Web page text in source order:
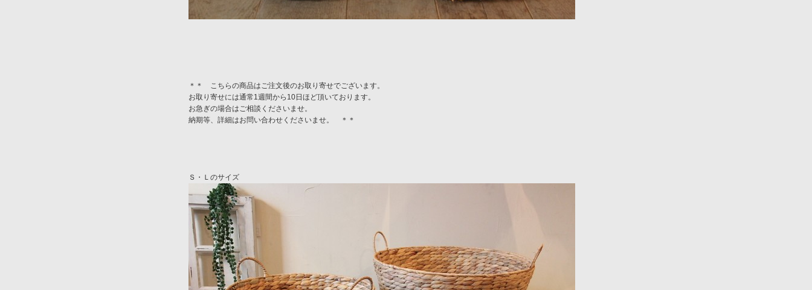
＊＊ こちらの商品はご注文後のお取り寄せでございます。
お取り寄せには通常1週間から10日ほど頂いております。
お急ぎの場合はご相談くださいませ。
納期等、詳細はお問い合わせくださいませ。 ＊＊
Ｓ・Ｌのサイズ